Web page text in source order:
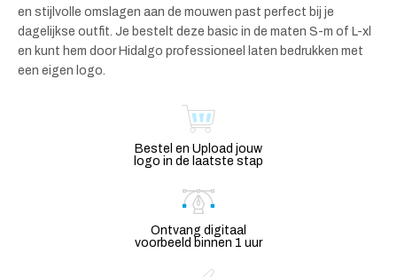
en stijlvolle omslagen aan de mouwen past perfect bij je
dagelijkse outfit. Je bestelt deze basic in de maten S-m of L-xl
en kunt hem door Hidalgo professioneel laten bedrukken met
een eigen logo.
Bestel en Upload jouw
logo in de laatste stap
Ontvang digitaal
voorbeeld binnen 1 uur